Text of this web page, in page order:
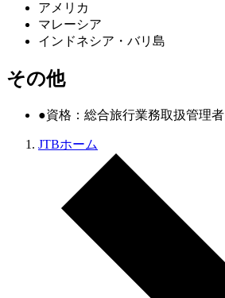
アメリカ
マレーシア
インドネシア・バリ島
その他
●資格：総合旅行業務取扱管理者
JTBホーム